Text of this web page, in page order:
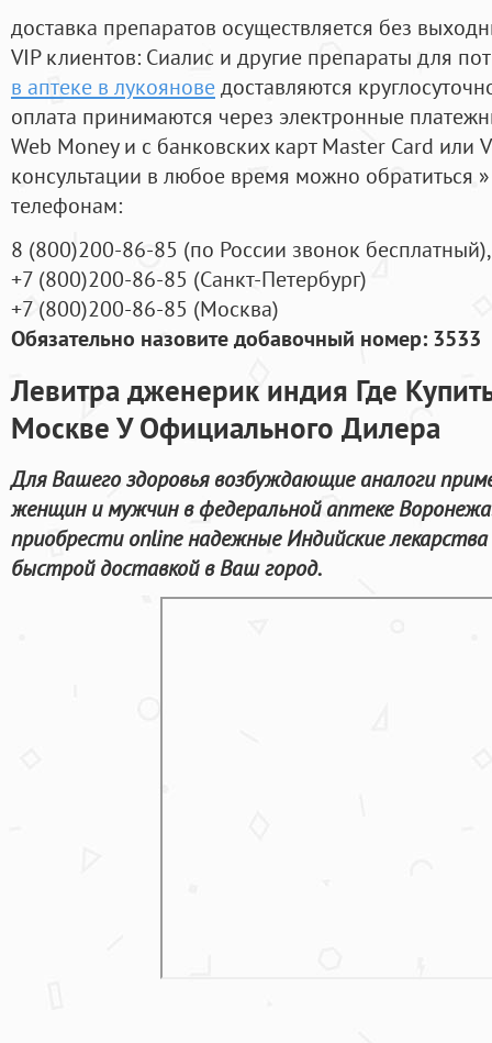
доставка препаратов осуществляется без
VIP клиентов: Сиалис и другие препараты для
в аптеке в лукояноведоставляются
оплата принимаются через электронные
Web Money и с банковских карт Master Card или
консультации в любое время можно обратиться
телефонам:
8 (800)200-86-85 (по России звонок бесплатный),
+7 (800)200-86-85 (Санкт-Петербург)
+7 (800)200-86-85 (Москва)
Обязательно назовите добавочный номер: 3533
Левитра дженерик индия Где
Москве У Официального Дилера
Для Вашего здоровья возбуждающие аналоги
женщин и мужчин в федеральной аптеке
приобрести online надежные Индийские
быстрой доставкой в Ваш город.